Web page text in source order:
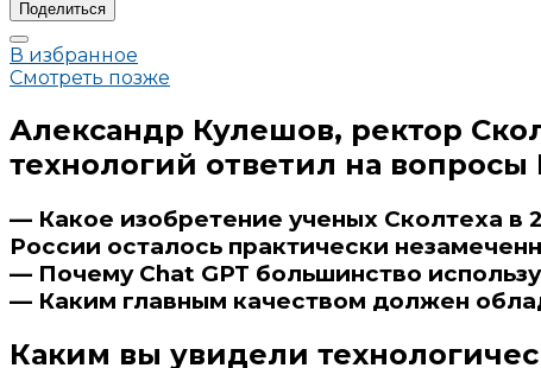
Поделиться
В избранное
Смотреть позже
Александр Кулешов, ректор
технологий ответил на
— Какое изобретение ученых Сколтеха в
России осталось практически
— Почему Chat GPT большинство
— Каким главным качеством должен
Каким вы увидели